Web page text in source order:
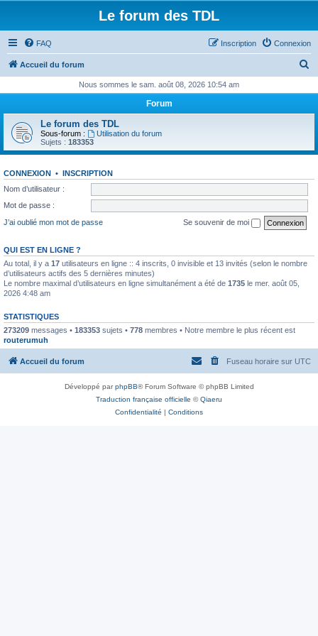
Le forum des TDL
FAQ Connexion
Inscription
Accueil du forum
h
r
Nous sommes le sam. août 08, 2026 10:54 am
Forum
Le forum des TDL
Sous-forum :
Utilisation du forum
Sujets : 183353
CONNEXION • INSCRIPTION
Nom d’utilisateur :
Mot de passe :
J’ai oublié mon mot de passe
Se souvenir de moi
QUI EST EN LIGNE ?
Au total, il y a 17 utilisateurs en ligne :: 4 inscrits, 0 invisible et 13 invités (selon le nombre
d’utilisateurs actifs des 5 dernières minutes)
Le nombre maximal d’utilisateurs en ligne simultanément a été de 1735 le mer. août 05,
2026 4:48 am
STATISTIQUES
273209 messages • 183353 sujets • 778 membres • Notre membre le plus récent est
routerumuh
Accueil du forum Fuseau horaire sur UTC
Développé parphpBB® Forum Software © phpBB Limited
Traduction française officielle ©Qiaeru
Confidentialité | Conditions